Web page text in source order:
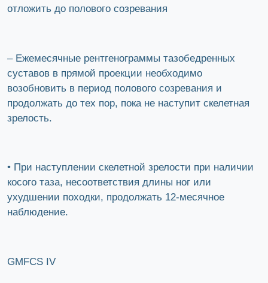
отложить до полового созревания
– Ежемесячные рентгенограммы тазобедренных
суставов в прямой проекции необходимо
возобновить в период полового созревания и
продолжать до тех пор, пока не наступит скелетная
зрелость.
• При наступлении скелетной зрелости при наличии
косого таза, несоответствия длины ног или
ухудшении походки, продолжать 12-месячное
наблюдение.
GMFCS IV